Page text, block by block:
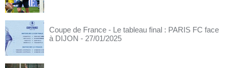
Coupe de France - Le tableau final : PARIS FC face
à DIJON - 27/01/2025